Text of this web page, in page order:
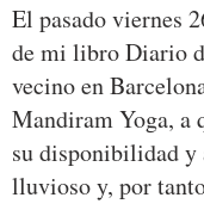
El pasado viernes
de mi libro Diario
vecino en
Mandiram Yoga, a
su disponibilidad y
lluvioso y, por